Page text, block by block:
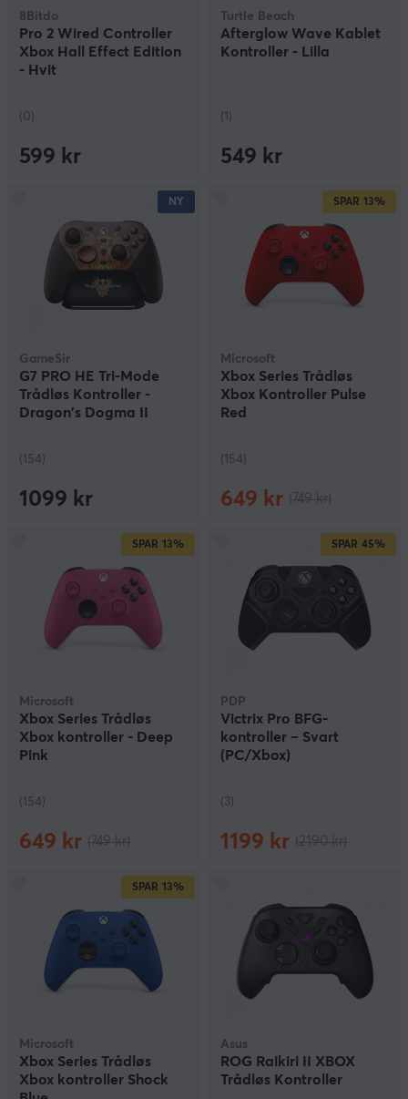
8Bitdo
Pro 2 Wired Controller
Xbox Hall Effect Edition
- Hvit
(0)
599 kr
Turtle Beach
Afterglow Wave Kablet
Kontroller - Lilla
(1)
549 kr
NY
GameSir
G7 PRO HE Tri-Mode
Trådløs Kontroller -
Dragon's Dogma II
(154)
1099 kr
SPAR 13%
Microsoft
Xbox Series Trådløs
Xbox Kontroller Pulse
Red
(154)
649 kr
SPAR 13%
Microsoft
Xbox Series Trådløs
Xbox kontroller - Deep
Pink
(154)
649 kr
SPAR 45%
PDP
Victrix Pro BFG-
kontroller – Svart
(PC/Xbox)
(3)
1199 kr
SPAR 13%
Microsoft
Xbox Series Trådløs
Xbox kontroller Shock
Asus
ROG Raikiri II XBOX
Trådløs Kontroller